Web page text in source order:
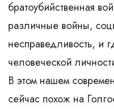
братоубийственная
различные войны,
несправедливость, и
человеческой
В этом нашем
сейчас похож на